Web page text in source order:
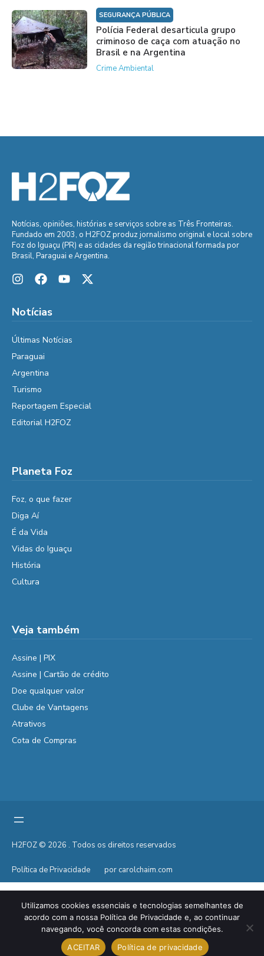
SEGURANÇA PÚBLICA
Polícia Federal desarticula grupo
criminoso de caça com atuação no
Brasil e na Argentina
Crime Ambiental
Notícias, opiniões, histórias e serviços sobre as Três Fronteiras.
Fundado em 2003, o H2FOZ produz jornalismo original e local sobre
Foz do Iguaçu (PR) e as cidades da região trinacional formada por
Brasil, Paraguai e Argentina.
Notícias
Últimas Notícias
Paraguai
Argentina
Turismo
Reportagem Especial
Editorial H2FOZ
Planeta Foz
Foz, o que fazer
Diga Aí
É da Vida
Vidas do Iguaçu
História
Cultura
Veja também
Assine | PIX
Assine | Cartão de crédito
Doe qualquer valor
Clube de Vantagens
Atrativos
Cota de Compras
H2FOZ © 2026 . Todos os direitos reservados
Política de Privacidade por carolchaim.com
Utilizamos cookies essenciais e tecnologias semelhantes de
acordo com a nossa Política de Privacidade e, ao continuar
navegando, você concorda com estas condições.
ACEITAR
Política de privacidade